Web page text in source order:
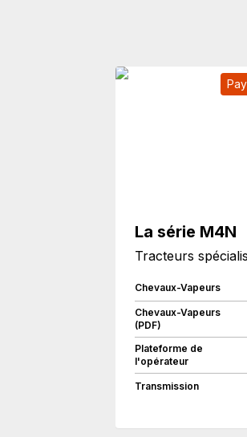
La série M4N
Tracteurs
Chevaux-Vapeurs
Chevaux-Vapeurs
(PDF)
Plateforme de
l'opérateur
Transmission